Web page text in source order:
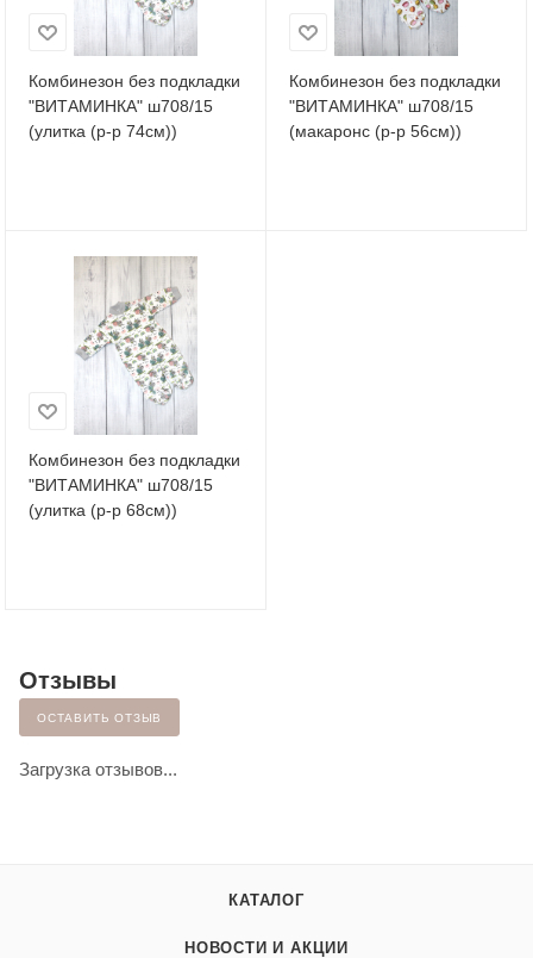
Комбинезон без подкладки
"ВИТАМИНКА" ш708/15
(улитка (р-р 74см))
Комбинезон без подкладки
"ВИТАМИНКА" ш708/15
(макаронс (р-р 56см))
Комбинезон без подкладки
"ВИТАМИНКА" ш708/15
(улитка (р-р 68см))
Отзывы
ОСТАВИТЬ ОТЗЫВ
Загрузка отзывов...
КАТАЛОГ
НОВОСТИ И АКЦИИ